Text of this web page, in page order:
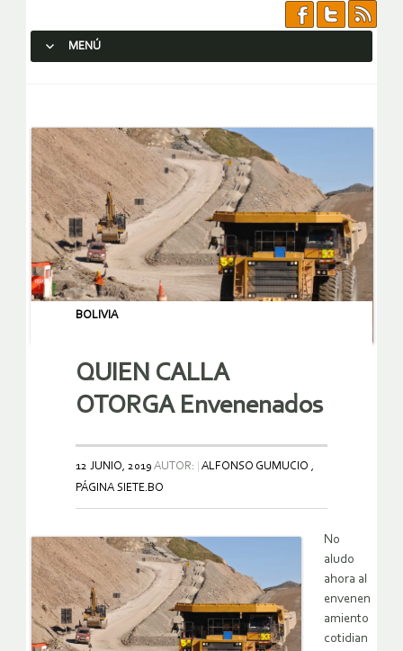
MENÚ
BOLIVIA
QUIEN CALLA
OTORGA Envenenados
12 JUNIO, 2019 AUTOR:
ALFONSO GUMUCIO ,
PÁGINA SIETE.BO
No
aludo
ahora al
envenen
amiento
cotidian